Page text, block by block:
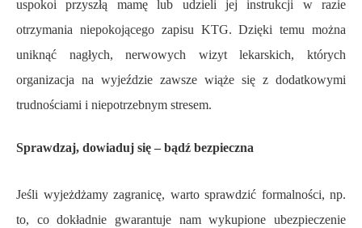
uspokoi przyszłą mamę lub udzieli jej instrukcji w razie
otrzymania niepokojącego zapisu KTG. Dzięki temu można
uniknąć nagłych, nerwowych wizyt lekarskich, których
organizacja na wyjeździe zawsze wiąże się z dodatkowymi
trudnościami i niepotrzebnym stresem.
Sprawdzaj, dowiaduj się – bądź bezpieczna
Jeśli wyjeżdżamy zagranicę, warto sprawdzić formalności, np.
to, co dokładnie gwarantuje nam wykupione ubezpieczenie